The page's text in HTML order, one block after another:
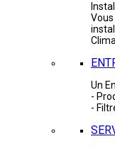
Un
-
-